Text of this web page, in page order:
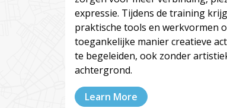
expressie. Tijdens de training
praktische tools en werkvormen
toegankelijke manier creatieve
te begeleiden, ook zonder
achtergrond.
Learn More